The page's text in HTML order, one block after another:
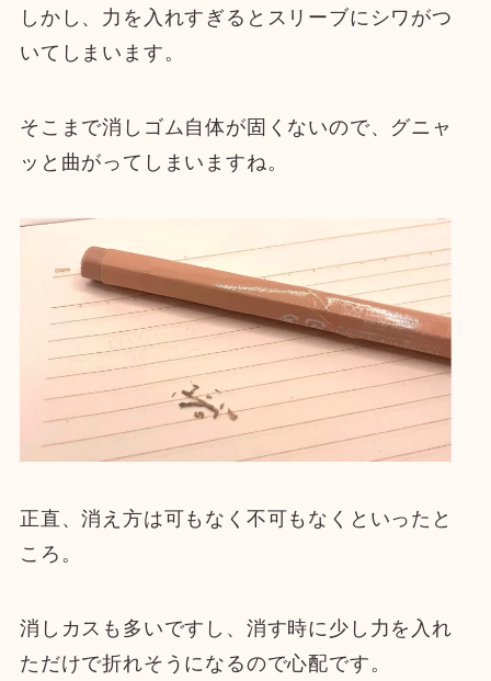
しかし、力を入れすぎるとスリーブにシワがつ
いてしまいます。
そこまで消しゴム自体が固くないので、グニャ
ッと曲がってしまいますね。
正直、消え方は可もなく不可もなくといったと
ころ。
消しカスも多いですし、消す時に少し力を入れ
ただけで折れそうになるので心配です。